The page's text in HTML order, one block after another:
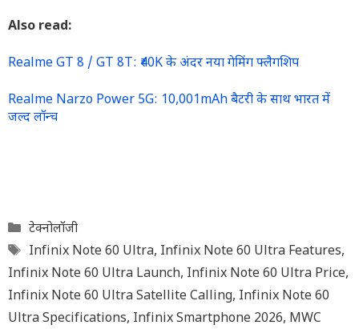
Also read:
Realme GT 8 / GT 8T: ₹40K के अंदर नया गेमिंग फ्लैगशिप
Realme Narzo Power 5G: 10,001mAh बैटरी के साथ भारत में
जल्द लॉन्च
Categories
टेक्नोलॉजी
Tags
Infinix Note 60 Ultra, Infinix Note 60 Ultra Features,
Infinix Note 60 Ultra Launch, Infinix Note 60 Ultra Price,
Infinix Note 60 Ultra Satellite Calling, Infinix Note 60
Ultra Specifications, Infinix Smartphone 2026, MWC